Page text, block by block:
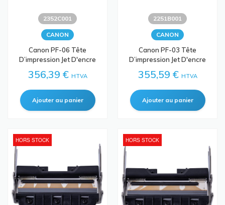
2352C001
CANON
Canon PF-06 Tête
D’impression Jet D'encre
356,39 € HTVA
2251B001
CANON
Canon PF-03 Tête
D’impression Jet D'encre
355,59 € HTVA
HORS STOCK HORS STOCK